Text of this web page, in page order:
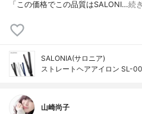
「この価格でこの品質はSALONI…続
SALONIA(サロニア)
ストレートヘアアイロン SL-
山崎尚子